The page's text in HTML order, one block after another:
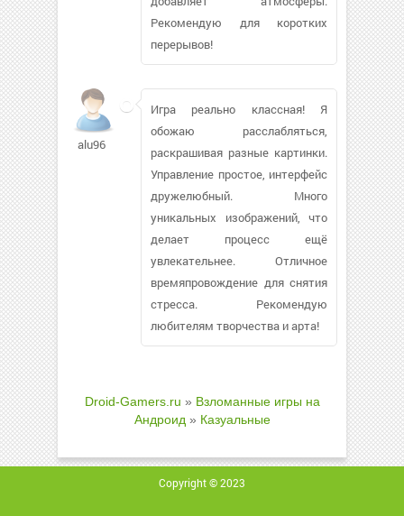
Рекомендую для коротких
перерывов!
alu96
Игра реально классная! Я
обожаю расслабляться,
раскрашивая разные картинки.
Управление простое, интерфейс
дружелюбный. Много
уникальных изображений, что
делает процесс ещё
увлекательнее. Отличное
времяпровождение для снятия
стресса. Рекомендую
любителям творчества и арта!
Droid-Gamers.ru » Взломанные игры на
Андроид » Казуальные
Copyright © 2023